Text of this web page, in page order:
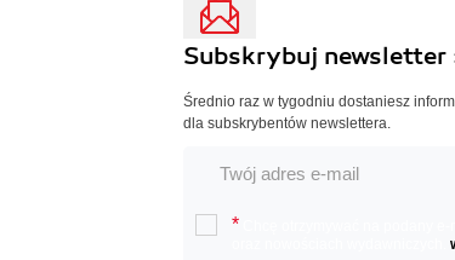
Subskrybuj newsletter
Średnio raz w tygodniu dostaniesz
dla subskrybentów newslettera.
*